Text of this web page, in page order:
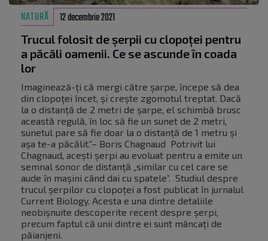
NATURĂ 12 decembrie 2021
Trucul folosit de șerpii cu clopoței pentru
a păcăli oamenii. Ce se ascunde în coada
lor
Imaginează-ți că mergi către șarpe, începe să dea
din clopoței încet, și crește zgomotul treptat. Dacă
la o distanță de 2 metri de șarpe, el schimbă brusc
această regulă, în loc să fie un sunet de 2 metri,
sunetul pare să fie doar la o distanță de 1 metru și
așa te-a păcălit.”– Boris Chagnaud Potrivit lui
Chagnaud, acești șerpi au evoluat pentru a emite un
semnal sonor de distanță „similar cu cel care se
aude în mașini când dai cu spatele”. Studiul despre
trucul șerpilor cu clopoței a fost publicat în jurnalul
Current Biology. Acesta e una dintre detaliile
neobișnuite descoperite recent despre șerpi,
precum faptul că unii dintre ei sunt mâncați de
păianjeni.